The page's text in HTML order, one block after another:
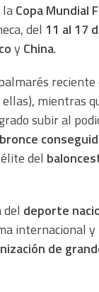
Copa Mundial
del 11 al 17
y China.
mientras
subir al
bronce
del
deporte
internacional
de